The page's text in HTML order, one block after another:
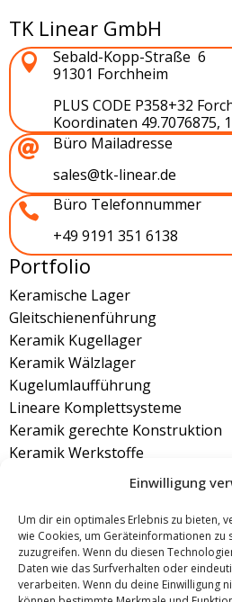
Einwilligung
Um dir ein optimales Erlebnis zu bieten,
wie Cookies, um Geräteinformationen
zuzugreifen. Wenn du diesen
Daten wie das Surfverhalten oder
verarbeiten. Wenn du deine Einwilligung
TK Linear GmbH

Sebald-Kopp-Straße 6
91301 Forchheim
PLUS CODE P358+32
Koordinaten 49.7076875,

Büro Mailadresse
sales@tk-linear.de

Büro Telefonnummer
+49 9191 351 6138
Portfolio
Keramische Lager
Gleitschienenführung
Keramik Kugellager
Keramik Wälzlager
Kugelumlaufführung
Lineare Komplettsysteme
Keramik gerechte Konstruktion
Keramik Werkstoffe
Linearführung aus Keramik
Montag: 8.00 bis 17.00 Uhr
Dienstag: 8.00 bis 17.00 Uhr
Mittwoch: 8.00 bis 17.00 Uhr
Donnerstag: 8.00 bis 17.00 Uhr